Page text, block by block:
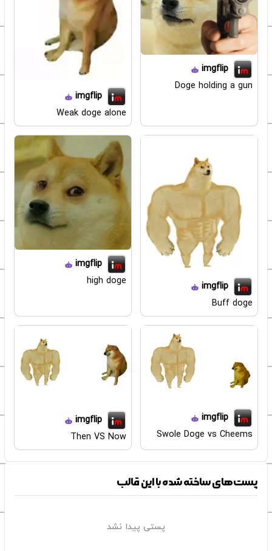
imgflip
Doge holding a gun
imgflip
Weak doge alone
imgflip
Buff doge
imgflip
high doge
imgflip
Swole Doge vs Cheems
imgflip
Then VS Now
پست‌های ساخته شده با این قالب
پستی پیدا نشد